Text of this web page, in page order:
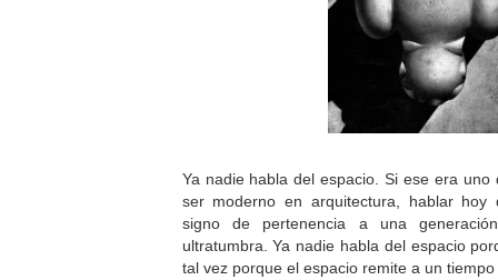
Ya nadie habla del espacio. Si ese era
ser moderno en arquitectura, hablar
signo de pertenencia a una
ultratumbra. Ya nadie habla del espacio
tal vez porque el espacio remite a un